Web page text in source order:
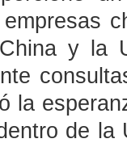
y la
la
de la